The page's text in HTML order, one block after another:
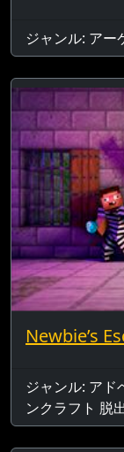
ジャンル: アー
Newbie’s
ジャンル: アド
ンクラフト 脱